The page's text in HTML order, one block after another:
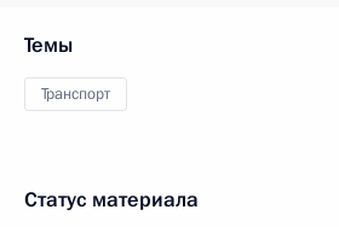
Темы
Транспорт
Статус материала